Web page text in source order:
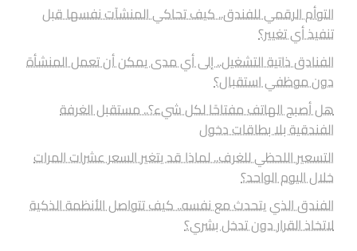
التوأم الرقمي للفندق.. كيف تحاكي المنشآت نفسها قبل
تنفيذ أي تغيير؟
الفنادق ذاتية التشغيل.. إلى أي مدى يمكن أن تعمل المنشأة
دون موظفي استقبال؟
هل أصبح الهاتف مفتاحًا لكل شيء؟.. مستقبل الغرفة
الفندقية بلا بطاقات دخول
التسعير اللحظي للغرف.. لماذا قد يتغير السعر عشرات المرات
خلال اليوم الواحد؟
الفندق الذي يتحدث مع نفسه.. كيف تتواصل الأنظمة الذكية
لاتخاذ القرار دون تدخل بشري؟